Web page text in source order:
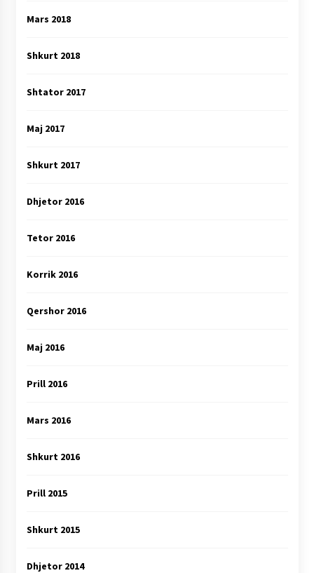
Mars 2018
Shkurt 2018
Shtator 2017
Maj 2017
Shkurt 2017
Dhjetor 2016
Tetor 2016
Korrik 2016
Qershor 2016
Maj 2016
Prill 2016
Mars 2016
Shkurt 2016
Prill 2015
Shkurt 2015
Dhjetor 2014